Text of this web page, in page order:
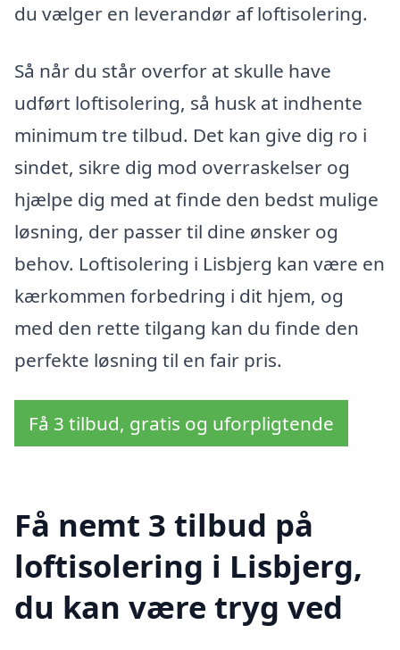
du vælger en leverandør af loftisolering.
Så når du står overfor at skulle have
udført loftisolering, så husk at indhente
minimum tre tilbud. Det kan give dig ro i
sindet, sikre dig mod overraskelser og
hjælpe dig med at finde den bedst mulige
løsning, der passer til dine ønsker og
behov. Loftisolering i Lisbjerg kan være en
kærkommen forbedring i dit hjem, og
med den rette tilgang kan du finde den
perfekte løsning til en fair pris.
Få 3 tilbud, gratis og uforpligtende
Få nemt 3 tilbud på
loftisolering i Lisbjerg,
du kan være tryg ved